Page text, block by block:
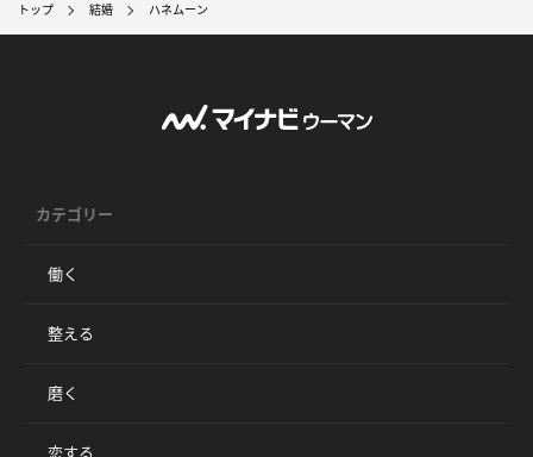
トップ 結婚 ハネムーン
カテゴリー
働く
整える
磨く
恋する